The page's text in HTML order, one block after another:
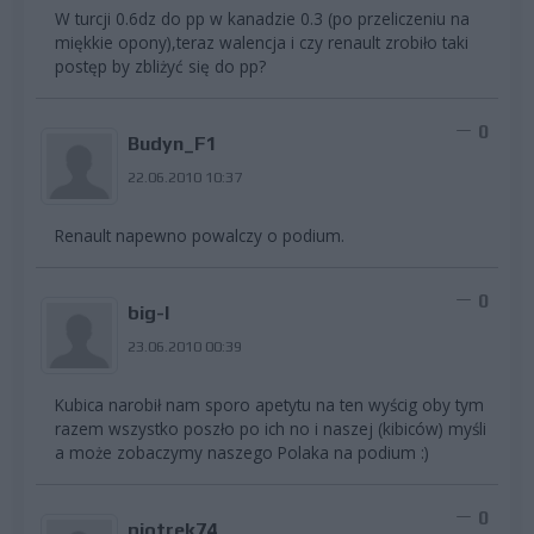
W turcji 0.6dz do pp w kanadzie 0.3 (po przeliczeniu na
miękkie opony),teraz walencja i czy renault zrobiło taki
postęp by zbliżyć się do pp?
Budyn_F1
22.06.2010 10:37
0
Renault napewno powalczy o podium.
big-l
23.06.2010 00:39
0
Kubica narobił nam sporo apetytu na ten wyścig oby tym
razem wszystko poszło po ich no i naszej (kibiców) myśli
a może zobaczymy naszego Polaka na podium :)
0